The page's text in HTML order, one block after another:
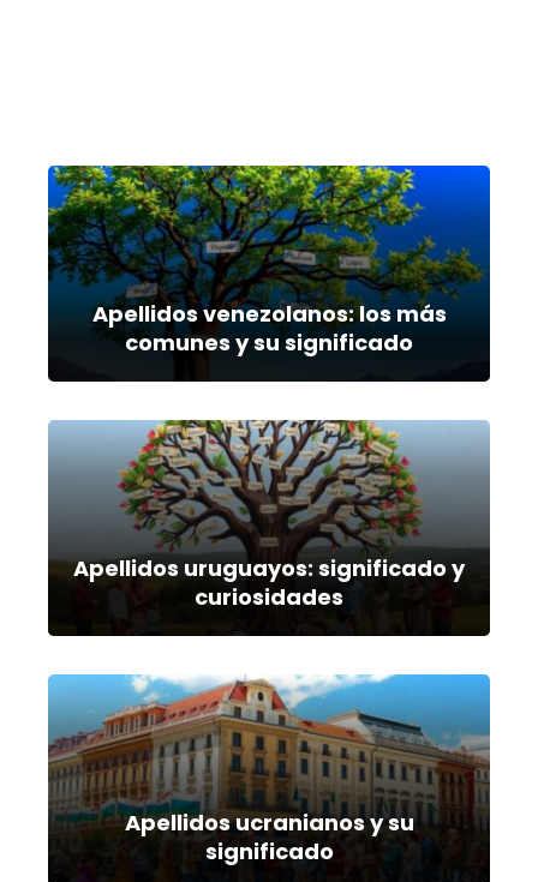
Apellidos venezolanos: los más
comunes y su significado
Apellidos uruguayos: significado y
curiosidades
Apellidos ucranianos y su
significado